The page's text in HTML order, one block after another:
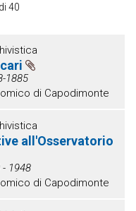
40
1885
di Capodimonte
all'Osservatorio
- 1948
di Capodimonte